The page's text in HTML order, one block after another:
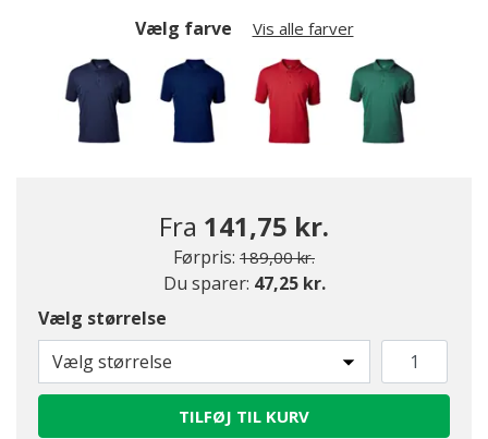
Vælg farve Vis alle farver
valgte
Fra 141,75 kr.
Førpris: Pris nedsat fra
189,00 kr.til
Du sparer: 47,25 kr.
Vælg størrelse
Vælg størrelse
TILFØJ TIL KURV